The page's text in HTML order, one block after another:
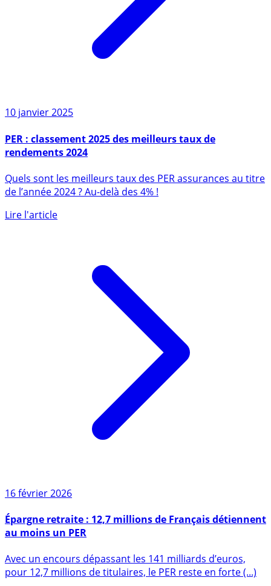
10 janvier 2025
rendements 2024
de l’année 2024 ? Au-delà des 4% !
16 février 2026
au moins un PER